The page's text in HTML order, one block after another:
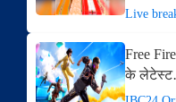
Live
Free
के